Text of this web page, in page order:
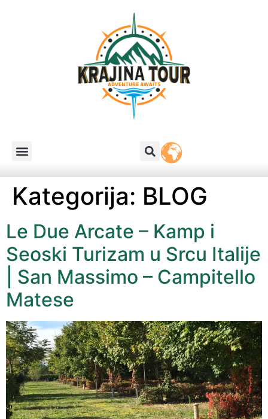
Kategorija: BLOG
Le Due Arcate – Kamp i
Seoski Turizam u Srcu Italije
| San Massimo – Campitello
Matese